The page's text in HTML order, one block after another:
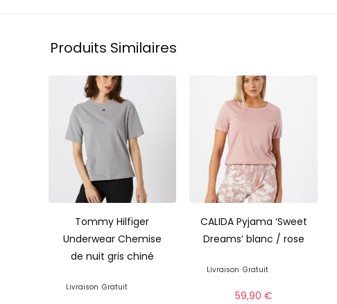
Produits Similaires
Tommy Hilfiger
Underwear Chemise
de nuit gris chiné
Livraison Gratuit
CALIDA Pyjama ‘Sweet
Dreams’ blanc / rose
Livraison Gratuit
59,90 €